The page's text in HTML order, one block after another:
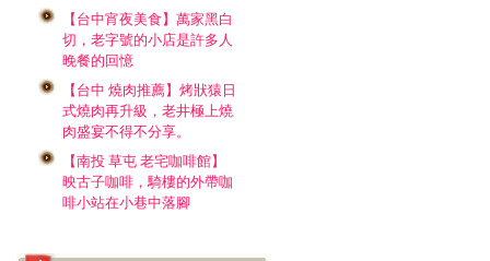
【台中宵夜美食】萬家黑白
切，老字號的小店是許多人
晚餐的回憶
【台中 燒肉推薦】烤狀猿日
式燒肉再升級，老井極上燒
肉盛宴不得不分享。
【南投 草屯 老宅咖啡館】
映古子咖啡，騎樓的外帶咖
啡小站在小巷中落腳